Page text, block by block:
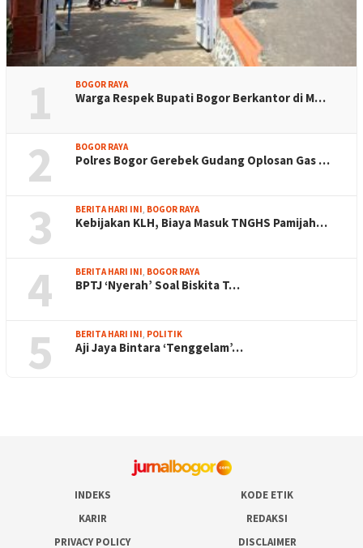
1 BOGOR RAYA
Warga Respek Bupati Bogor Berkantor di M…
2 BOGOR RAYA
Polres Bogor Gerebek Gudang Oplosan Gas …
3 BERITA HARI INI, BOGOR RAYA
Kebijakan KLH, Biaya Masuk TNGHS Pamijah…
4 BERITA HARI INI, BOGOR RAYA
BPTJ ‘Nyerah’ Soal Biskita T…
5 BERITA HARI INI, POLITIK
Aji Jaya Bintara ‘Tenggelam’…
INDEKS
KODE ETIK
KARIR
REDAKSI
PRIVACY POLICY
DISCLAIMER